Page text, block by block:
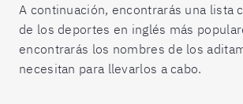
A continuación, encontrarás una lista
de los deportes en inglés más
encontrarás los nombres de los
necesitan para llevarlos a cabo.